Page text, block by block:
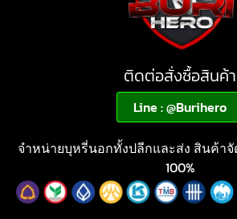
ติดต่อสั่งซื้อสินค้า
Line : @Burihero
จำหน่ายบุหรี่นอกทั้งปลีกและส่ง สินค้า
100%